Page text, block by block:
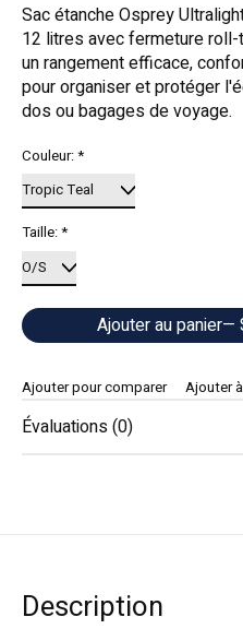
Sac étanche Osprey
12 litres avec fermeture
un rangement efficace,
pour organiser et protéger
dos ou bagages de voyage.
Couleur:*
Taille:*
Ajouter au panier
Ajouter pour comparer Ajouter
Évaluations (0)
Description